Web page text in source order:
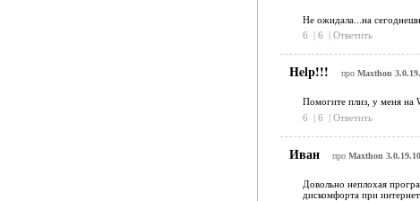
Не ожидала...на
6
| 6 | Ответить
Help!!! про Maxthon
Помогите плиз, у меня на
6
| 6 | Ответить
Иван про Maxthon
Довольно неплохая
дискомфорта при